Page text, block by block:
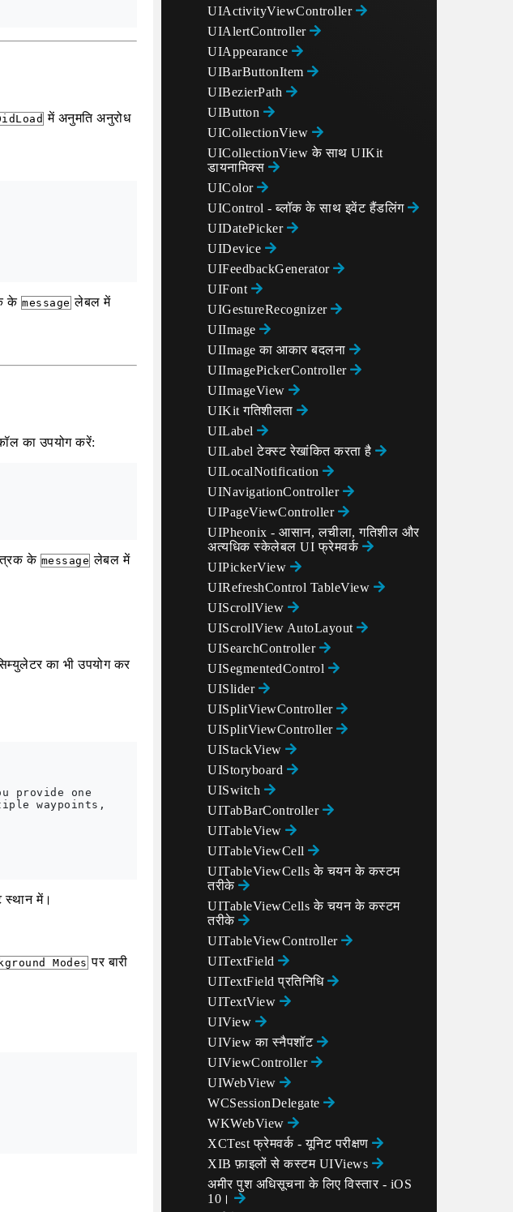
में अनुमति अनुरोध
के message लेबल में
का उपयोग करें:
के message लेबल में
का भी उपयोग कर
provide one
waypoints,
स्थान में।
Modes पर बारी
UIActivityViewController
UIAlertController
UIAppearance
UIBarButtonItem
UIBezierPath
UIButton
UICollectionView
UICollectionView के साथ UIKit
डायनामिक्स
UIColor
UIControl - ब्लॉक के साथ इवेंट हैंडलिंग
UIDatePicker
UIDevice
UIFeedbackGenerator
UIFont
UIGestureRecognizer
UIImage
UIImage का आकार बदलना
UIImagePickerController
UIImageView
UIKit गतिशीलता
UILabel
UILabel टेक्स्ट रेखांकित करता है
UILocalNotification
UINavigationController
UIPageViewController
UIPheonix - आसान, लचीला, गतिशील और
अत्यधिक स्केलेबल UI फ्रेमवर्क
UIPickerView
UIRefreshControl TableView
UIScrollView
UIScrollView AutoLayout
UISearchController
UISegmentedControl
UISlider
UISplitViewController
UISplitViewController
UIStackView
UIStoryboard
UISwitch
UITabBarController
UITableView
UITableViewCell
UITableViewCells के चयन के कस्टम
तरीके
UITableViewCells के चयन के कस्टम
तरीके
UITableViewController
UITextField
UITextField प्रतिनिधि
UITextView
UIView
UIView का स्नैपशॉट
UIViewController
UIWebView
WCSessionDelegate
WKWebView
XCTest फ्रेमवर्क - यूनिट परीक्षण
XIB फ़ाइलों से कस्टम UIViews
अमीर पुश अधिसूचना के लिए विस्तार - iOS
10।